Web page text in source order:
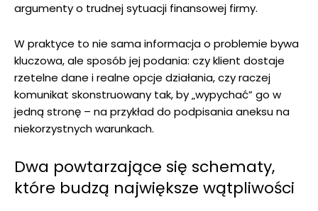
argumenty o trudnej sytuacji finansowej firmy.
W praktyce to nie sama informacja o problemie bywa
kluczowa, ale sposób jej podania: czy klient dostaje
rzetelne dane i realne opcje działania, czy raczej
komunikat skonstruowany tak, by „wypychać” go w
jedną stronę – na przykład do podpisania aneksu na
niekorzystnych warunkach.
Dwa powtarzające się schematy,
które budzą największe wątpliwości